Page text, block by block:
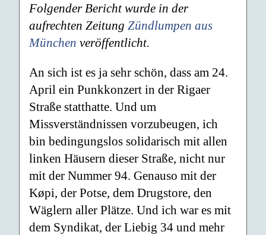
Folgender Bericht wurde in der
aufrechten Zeitung Zündlumpen aus
München veröffentlicht.
An sich ist es ja sehr schön, dass am 24.
April ein Punkkonzert in der Rigaer
Straße statthatte. Und um
Missverständnissen vorzubeugen, ich
bin bedingungslos solidarisch mit allen
linken Häusern dieser Straße, nicht nur
mit der Nummer 94. Genauso mit der
Køpi, der Potse, dem Drugstore, den
Wäglern aller Plätze. Und ich war es mit
dem Syndikat, der Liebig 34 und mehr